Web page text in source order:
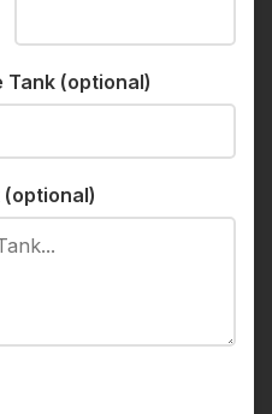
Tank (optional)